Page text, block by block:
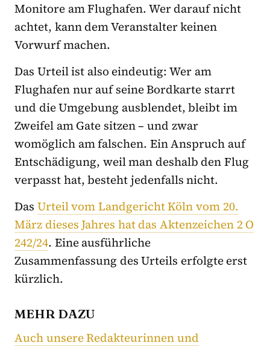
Monitore am Flughafen. Wer darauf nicht
achtet, kann dem Veranstalter keinen
Vorwurf machen.
Das Urteil ist also eindeutig: Wer am
Flughafen nur auf seine Bordkarte starrt
und die Umgebung ausblendet, bleibt im
Zweifel am Gate sitzen – und zwar
womöglich am falschen. Ein Anspruch auf
Entschädigung, weil man deshalb den Flug
verpasst hat, besteht jedenfalls nicht.
Das Urteil vom Landgericht Köln vom 20.
März dieses Jahres hat das Aktenzeichen 2 O
242/24. Eine ausführliche
Zusammenfassung des Urteils erfolgte erst
kürzlich.
MEHR DAZU
Auch unsere Redakteurinnen und